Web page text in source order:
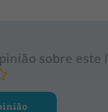
sobre este